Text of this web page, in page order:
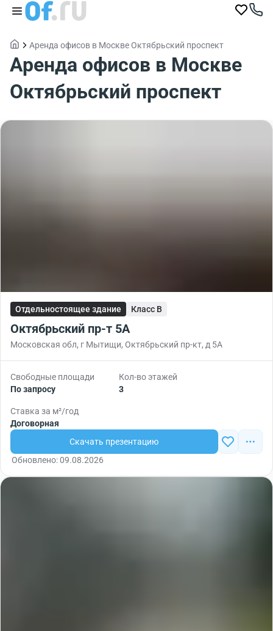
Аренда офисов в Москве Октябрьский проспект
Аренда офисов в Москве
Октябрьский проспект
Отдельностоящее здание Класс B
Октябрьский пр-т 5А
Московская обл, г Мытищи, Октябрьский пр-кт, д 5А
Свободные площади
По запросу
Кол-во этажей
3
Ставка за м²/год
Договорная
Скачать презентацию
Обновлено: 09.08.2026